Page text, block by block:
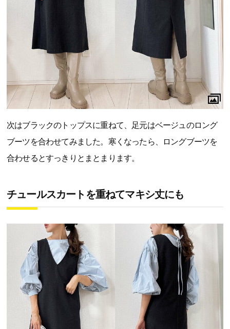
次はブラックのトップスに重ねて、足元はベージュのロング
ブーツを合わせてみました。寒くなったら、ロングブーツを
合わせるとすっきりとまとまります。
チュールスカートを重ねてマキシ丈にも